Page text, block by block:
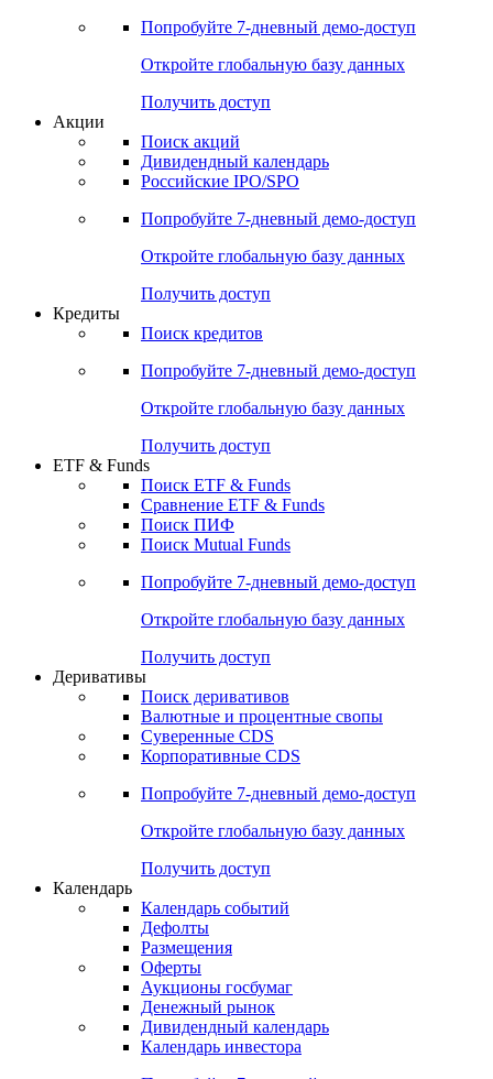
Попробуйте 7-дневный демо-доступ
Откройте глобальную базу данных
Получить доступ
Акции
Поиск акций
Дивидендный календарь
Российские IPO/SPO
Попробуйте 7-дневный демо-доступ
Откройте глобальную базу данных
Получить доступ
Кредиты
Поиск кредитов
Попробуйте 7-дневный демо-доступ
Откройте глобальную базу данных
Получить доступ
ETF & Funds
Поиск ETF & Funds
Сравнение ETF & Funds
Поиск ПИФ
Поиск Mutual Funds
Попробуйте 7-дневный демо-доступ
Откройте глобальную базу данных
Получить доступ
Деривативы
Поиск деривативов
Валютные и процентные свопы
Суверенные CDS
Корпоративные CDS
Попробуйте 7-дневный демо-доступ
Откройте глобальную базу данных
Получить доступ
Календарь
Календарь событий
Дефолты
Размещения
Оферты
Аукционы госбумаг
Денежный рынок
Дивидендный календарь
Календарь инвестора